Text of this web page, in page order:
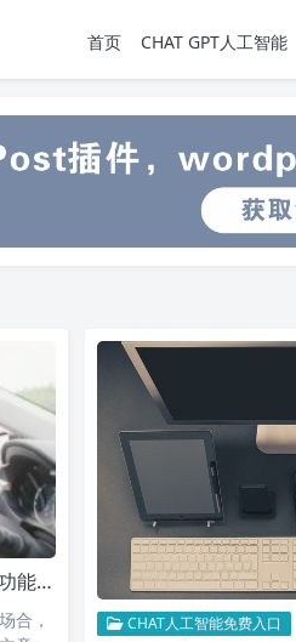
首页 CHAT GPT人工智能
技巧
合，
CHAT人工智能免费入口